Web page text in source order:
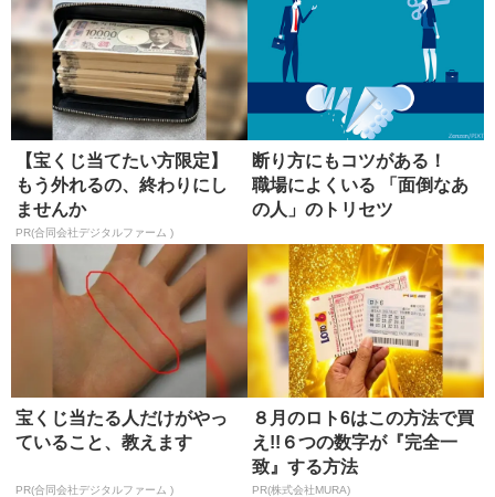
【宝くじ当てたい方限定】
もう外れるの、終わりにし
ませんか
PR(合同会社デジタルファーム )
断り方にもコツがある！
職場によくいる 「面倒なあ
の人」のトリセツ
宝くじ当たる人だけがやっ
ていること、教えます
PR(合同会社デジタルファーム )
８月のロト6はこの方法で買
え!!６つの数字が『完全一
致』する方法
PR(株式会社MURA)